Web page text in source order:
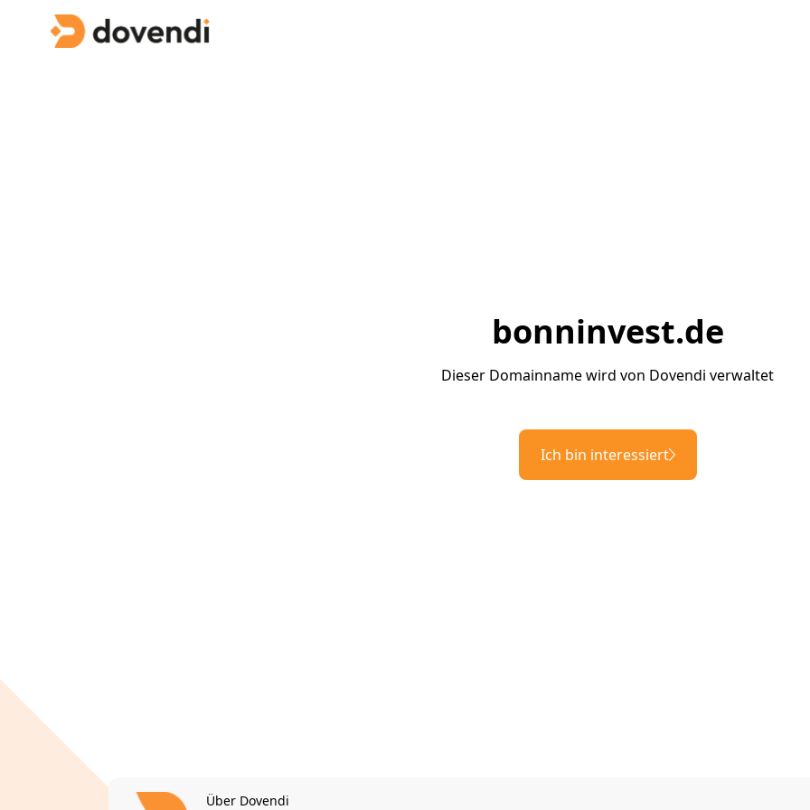
bonninvest.de
Dieser Domainname wird von Dovendi verwaltet
Ich bin interessiert
Über Dovendi